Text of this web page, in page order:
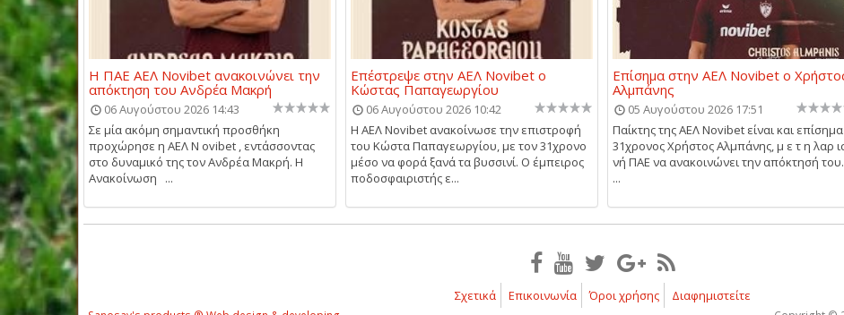
Η ΠΑΕ ΑΕΛ Novibet ανακοινώνει την
απόκτηση του Ανδρέα Μακρή
06 Αυγούστου 2026 14:43
Σε μία ακόμη σημαντική προσθήκη
προχώρησε η ΑΕΛ N ovibet , εντάσσοντας
στο δυναμικό της τον Ανδρέα Μακρή. Η
Ανακοίνωση ...
Επέστρεψε στην ΑΕΛ Novibet ο
Κώστας Παπαγεωργίου
06 Αυγούστου 2026 10:42
Η ΑΕΛ Novibet ανακοίνωσε την επιστροφή
του Κώστα Παπαγεωργίου, με τον 31χρονο
μέσο να φορά ξανά τα βυσσινί. Ο έμπειρος
ποδοσφαιριστής ε...
Επίσημα στην ΑΕΛ Novibet ο
Αλμπάνης
05 Αυγούστου 2026 17:51
Παίκτης της ΑΕΛ Novibet είναι και
31χρονος Χρήστος Αλμπάνης, μ ε τ η λαρ
νή ΠΑΕ να ανακοινώνει την απόκτησή του.
...
Σχετικά Επικοινωνία Όροι χρήσης Διαφημιστείτε